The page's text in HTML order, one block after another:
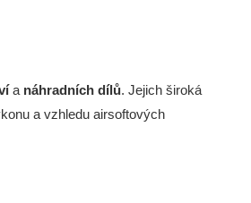
a náhradních dílů. Jejich široká
a vzhledu airsoftových